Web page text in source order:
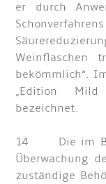
er durch
Weinflaschen
bekömmlich“.
„Edition
bezeichnet.
14 Die im
Überwachung
zuständige